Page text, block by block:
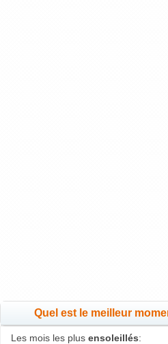
Quel est le meilleur
Les mois les plus ensoleillés: